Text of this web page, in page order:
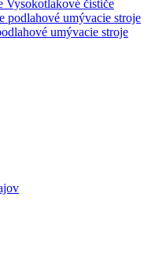
Vysokotlakové čističe
umývacie stroje